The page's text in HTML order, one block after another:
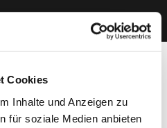
Cookies
Inhalte und Anzeigen zu
für soziale Medien anbieten